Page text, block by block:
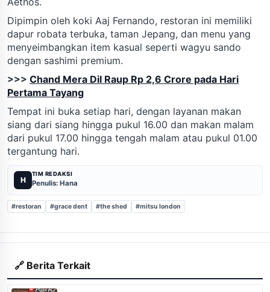
Dipimpin oleh koki Aaj Fernando, restoran ini memiliki
dapur robata terbuka, taman Jepang, dan menu yang
menyeimbangkan item kasual seperti wagyu sando
dengan sashimi premium.
>>> Chand Mera Dil Raup Rp 2,6 Crore pada Hari
Pertama Tayang
Tempat ini buka setiap hari, dengan layanan makan
siang dari siang hingga pukul 16.00 dan makan malam
dari pukul 17.00 hingga tengah malam atau pukul 01.00
tergantung hari.
H
TIM REDAKSI
Penulis: Hana
#restoran #grace dent #the shed #mitsu london
🔗 Berita Terkait